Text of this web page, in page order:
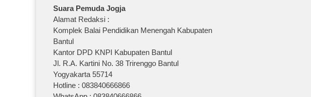
Suara Pemuda Jogja
Alamat Redaksi :
Komplek Balai Pendidikan Menengah Kabupaten
Bantul
Kantor DPD KNPI Kabupaten Bantul
Jl. R.A. Kartini No. 38 Trirenggo Bantul
Yogyakarta 55714
Hotline : 083840666866